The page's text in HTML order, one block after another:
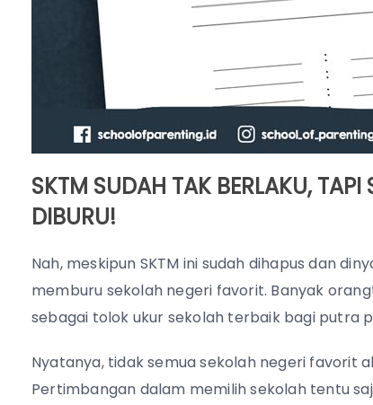
SKTM SUDAH TAK BERLAKU,
DIBURU!
Nah, meskipun SKTM ini sudah dihapus dan
memburu sekolah negeri favorit. Banyak
sebagai tolok ukur sekolah terbaik bagi putra
Nyatanya, tidak semua sekolah negeri favorit
Pertimbangan dalam memilih sekolah tentu